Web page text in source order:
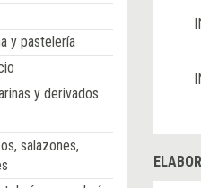
y pastelería
y derivados
salazones,